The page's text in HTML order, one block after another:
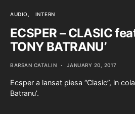
AUDIO INTERN
ECSPER – CLASIC
TONY BATRANU’
BARSAN CATALIN JANUARY 20, 2017
Ecsper a lansat piesa “Clasic”, in
Batranu’.